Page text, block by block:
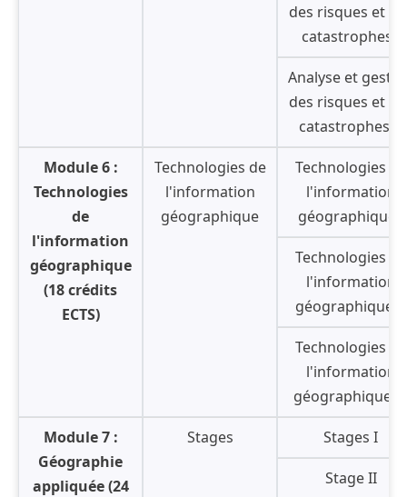
des risques et
catastrophes I
Analyse et
des risques et
catastrophes II
Module 6 :
Technologies
de
l'information
géographique
(18 crédits
ECTS)
Technologies de
l'information
géographique
Technologies de
l'information
géographique I
Technologies de
l'information
géographique II
Technologies de
l'information
géographique
Module 7 :
Géographie
appliquée (24
Stages Stages I
Stage II